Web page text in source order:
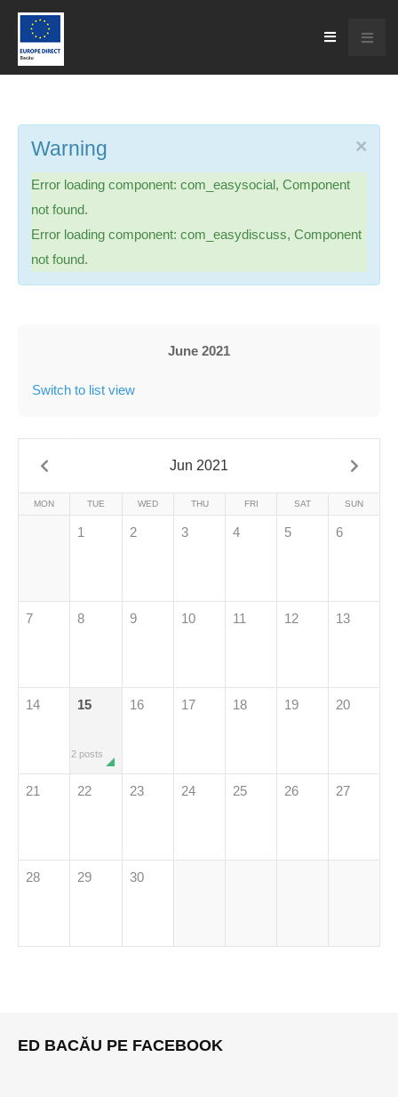
×
Warning
Error loading component: com_easysocial, Component
not found.
Error loading component: com_easydiscuss, Component
not found.
June 2021
Switch to list view
Jun 2021
MON TUE WED THU FRI SAT SUN
1 2 3 4 5 6
7 8 9 10 11 12 13
14 15
2 posts
16 17 18 19 20
21 22 23 24 25 26 27
28 29 30
ED BACĂU PE FACEBOOK